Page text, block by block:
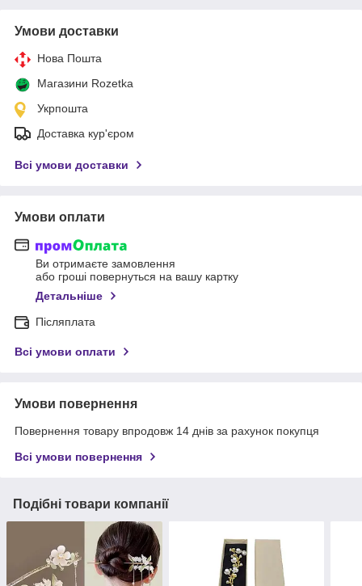
Умови доставки
Нова Пошта
Магазини Rozetka
Укрпошта
Доставка кур'єром
Всі умови доставки
Умови оплати
Ви отримаєте замовлення
або гроші повернуться на вашу картку
Детальніше
Післяплата
Всі умови оплати
Умови повернення
Повернення товару впродовж 14 днів за рахунок покупця
Всі умови повернення
Подібні товари компанії